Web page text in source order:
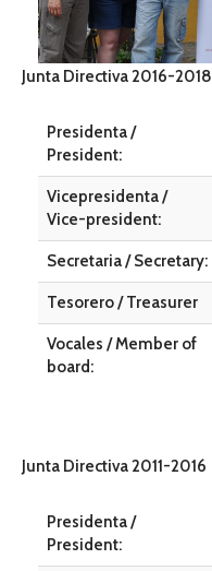
Junta Directiva 2016-2018
Presidenta /
President:
Vicepresidenta /
Vice-president:
Secretaria / Secretary:
Tesorero / Treasurer
Vocales / Member of
board:
Junta Directiva 2011-2016
Presidenta /
President: